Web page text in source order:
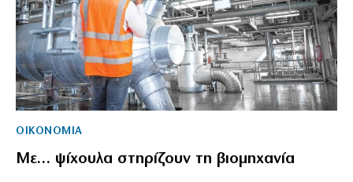
ΟΙΚΟΝΟΜΙΑ
Με… ψίχουλα στηρίζουν τη βιομηχανία